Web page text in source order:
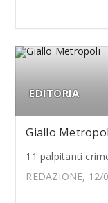
EDITORIA
Giallo
11 palpitanti
REDAZIONE, 12/